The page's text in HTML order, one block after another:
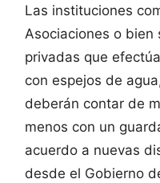
Las instituciones
Asociaciones o
privadas que
con espejos de
deberán contar de
menos con un
acuerdo a nuevas
desde el Gobierno